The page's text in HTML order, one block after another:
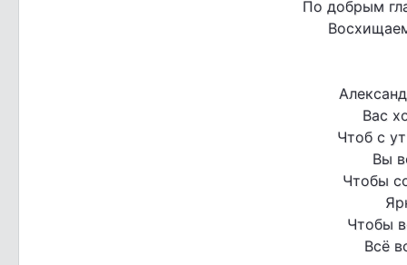
По добрым
Вас
Чтоб с
Вы
Чтобы
Чтобы
Всё